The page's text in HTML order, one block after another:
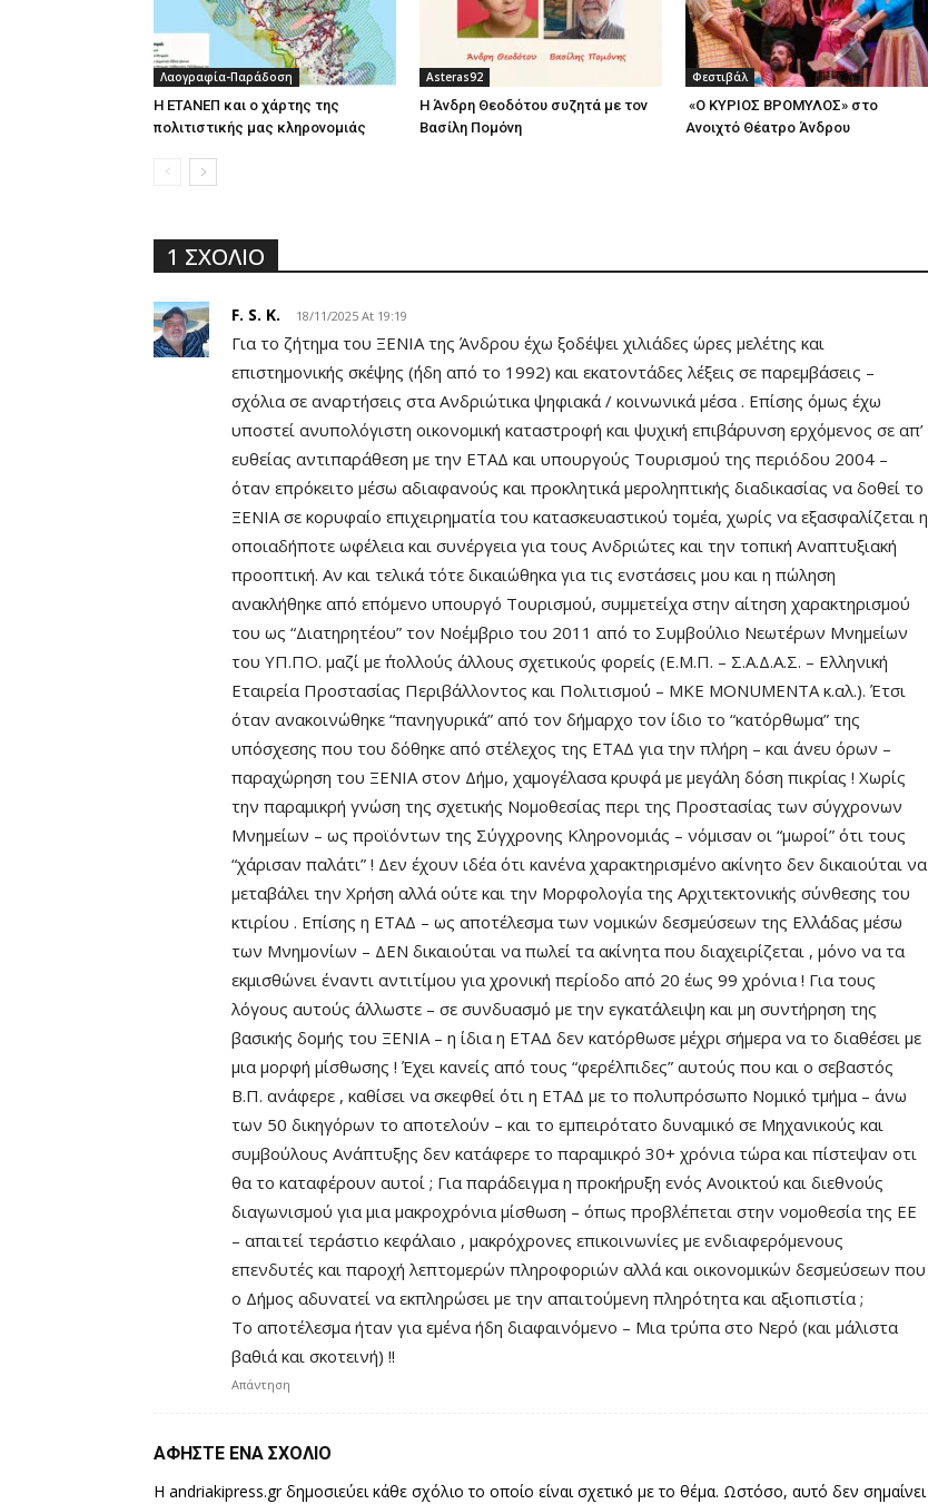
Λαογραφία-Παράδοση
Η ΕΤΑΝΕΠ και ο χάρτης της
πολιτιστικής μας κληρονομιάς
Asteras92
Η Άνδρη Θεοδότου συζητά με τον
Βασίλη Πομόνη
Φεστιβάλ
«Ο ΚΥΡΙΟΣ ΒΡΟΜΥΛΟΣ» στο
Ανοιχτό Θέατρο Άνδρου
1 ΣΧΟΛΙΟ
F. S. K. 18/11/2025 At 19:19
Για το ζήτημα του ΞΕΝΙΑ της Άνδρου έχω ξοδέψει χιλιάδες ώρες μελέτης και
επιστημονικής σκέψης (΄ήδη από το 1992) και εκατοντάδες λέξεις σε παρεμβάσεις –
σχόλια σε αναρτήσεις στα Ανδριώτικα ψηφιακά / κοινωνικά μέσα . Επίσης όμως έχω
υποστεί ανυπολόγιστη οικονομική καταστροφή και ψυχική επιβάρυνση ερχόμενος σε απ’
ευθείας αντιπαράθεση με την ΕΤΑΔ και υπουργούς Τουρισμού της περιόδου 2004 –
όταν επρόκειτο μέσω αδιαφανούς και προκλητικά μεροληπτικής διαδικασίας να δοθεί το
ΞΕΝΙΑ σε κορυφαίο επιχειρηματία του κατασκευαστικού τομέα, χωρίς να εξασφαλίζεται η
οποιαδήποτε ωφέλεια και συνέργεια για τους Ανδριώτες και την τοπική Αναπτυξιακή
προοπτική. Αν και τελικά τότε δικαιώθηκα για τις ενστάσεις μου και η πώληση
ανακλήθηκε από επόμενο υπουργό Τουρισμού, συμμετείχα στην αίτηση χαρακτηρισμού
του ως “Διατηρητέου” τον Νοέμβριο του 2011 από το Συμβούλιο Νεωτέρων Μνημείων
του ΥΠ.ΠΟ. μαζί με ΄πολλούς άλλους σχετικούς φορείς (Ε.Μ.Π. – Σ.Α.Δ.Α.Σ. – Ελληνική
Εταιρεία Προστασίας Περιβάλλοντος και Πολιτισμο΄ύ – ΜΚΕ MONUMENTA κ.αλ.). Έτσι
όταν ανακοινώθηκε “πανηγυρικά” από τον δήμαρχο τον ίδιο το “κατόρθωμα” της
υπόσχεσης που του δόθηκε από στέλεχος της ΕΤΑΔ για την πλήρη – και άνευ όρων –
παραχώρηση του ΞΕΝΙΑ στον Δήμο, χαμογέλασα κρυφά με μεγάλη δόση πικρίας ! Χωρίς
την παραμικρή γνώση της σχετικής Νομοθεσίας περι της Προστασίας των σύγχρονων
Μνημείων – ως προϊόντων της Σύγχρονης Κληρονομιάς – νόμισαν οι “μωροί” ότι τους
“χάρισαν παλάτι” ! Δεν έχουν ιδέα ότι κανένα χαρακτηρισμένο ακίνητο δεν δικαιούται να
μεταβάλει την Χρήση αλλά ούτε και την Μορφολογία της Αρχιτεκτονικής σύνθεσης του
κτιρίου . Επίσης η ΕΤΑΔ – ως αποτέλεσμα των νομικών δεσμεύσεων της Ελλ΄άδας μέσω
των Μνημονίων – ΔΕΝ δικαιούται να πωλεί τα ακίνητα που διαχειρίζεται , μόνο να τα
εκμισθώνει έναντι αντιτίμου για χρονική περίοδο από 20 έως 99 χρόνια ! Για τους
λόγους αυτούς άλλωστε – σε συνδυασμό με την εγκατάλειψη και μη συντήρηση της
βασικής δομής του ΞΕΝΙΑ – η ίδια η ΕΤΑΔ δεν κατόρθωσε μέχρι σήμερα να το διαθέσει με
μια μορφή μίσθωσης ! Έχει κανείς από τους “φερέλπιδες” αυτούς που και ο σεβαστός
Β.Π. ανάφερε , καθίσει να σκεφθεί ότι η ΕΤΑΔ με το πολυπρόσωπο Νομικό τμήμα – άνω
των 50 δικηγόρων το αποτελούν – και το εμπειρότατο δυναμικό σε Μηχανικούς και
συμβούλους Ανάπτυξης δεν κατάφερε το παραμικρό 30+ χρόνια τώρα και πίστεψαν οτι
θα το καταφέρουν αυτοί ; Για παράδειγμα η προκήρυξη ενός Ανοικτού και διεθνούς
διαγωνισμού για μια μακροχρόνια μίσθωση – όπως προβλέπεται στην νομοθεσία της ΕΕ
– απαιτεί τεράστιο κεφάλαιο , μακρόχρονες επικοινωνίες με ενδιαφερόμενους
επενδυτές και παροχή λεπτομερών πληροφοριών αλλά και οικονομικών δεσμεύσεων που
ο Δήμος αδυνατεί να εκπληρώσει με την απαιτούμενη πληρότητα και αξιοπιστία ;
Το αποτέλεσμα ήταν για εμένα ήδη διαφαινόμενο – Μια τρύπα στο Νερό (και μάλιστα
βαθιά και σκοτεινή) !!
Απάντηση
ΑΦΗΣΤΕ ΕΝΑ ΣΧΟΛΙΟ
Η andriakipress.gr δημοσιεύει κάθε σχόλιο το οποίο είναι σχετικό με το θέμα. Ωστόσο, αυτό δεν σημαίνει